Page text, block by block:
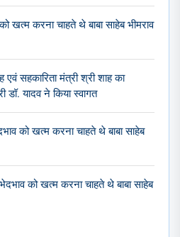
खत्म करना चाहते थे बाबा साहेब भीमराव
एवं सहकारिता मंत्री श्री शाह का
डॉ. यादव ने किया स्वागत
को खत्म करना चाहते थे बाबा साहेब
को खत्म करना चाहते थे बाबा साहेब